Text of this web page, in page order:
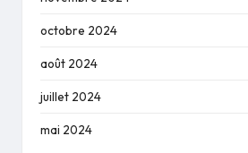
octobre 2024
août 2024
juillet 2024
mai 2024